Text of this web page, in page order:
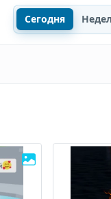
Сегодня